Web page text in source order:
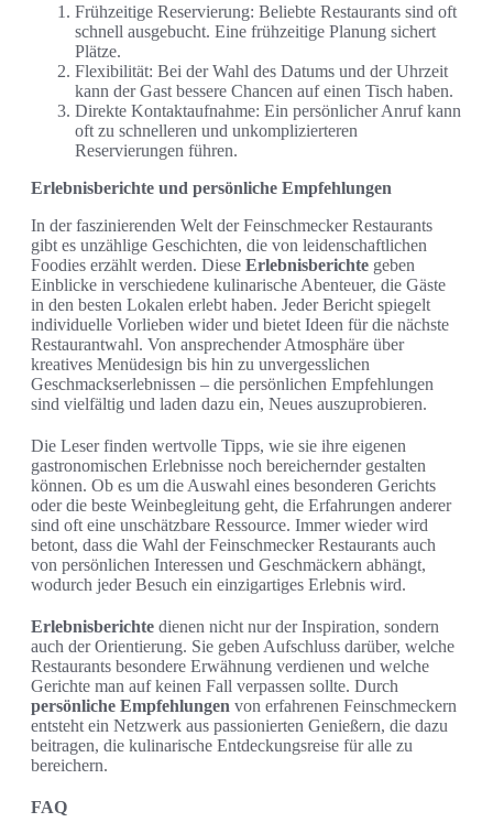
Frühzeitige Reservierung: Beliebte Restaurants sind oft
schnell ausgebucht. Eine frühzeitige Planung sichert
Plätze.
Flexibilität: Bei der Wahl des Datums und der Uhrzeit
kann der Gast bessere Chancen auf einen Tisch haben.
Direkte Kontaktaufnahme: Ein persönlicher Anruf kann
oft zu schnelleren und unkomplizierteren
Reservierungen führen.
Erlebnisberichte und persönliche Empfehlungen
In der faszinierenden Welt der Feinschmecker Restaurants
gibt es unzählige Geschichten, die von leidenschaftlichen
Foodies erzählt werden. Diese Erlebnisberichte geben
Einblicke in verschiedene kulinarische Abenteuer, die Gäste
in den besten Lokalen erlebt haben. Jeder Bericht spiegelt
individuelle Vorlieben wider und bietet Ideen für die nächste
Restaurantwahl. Von ansprechender Atmosphäre über
kreatives Menüdesign bis hin zu unvergesslichen
Geschmackserlebnissen – die persönlichen Empfehlungen
sind vielfältig und laden dazu ein, Neues auszuprobieren.
Die Leser finden wertvolle Tipps, wie sie ihre eigenen
gastronomischen Erlebnisse noch bereichernder gestalten
können. Ob es um die Auswahl eines besonderen Gerichts
oder die beste Weinbegleitung geht, die Erfahrungen anderer
sind oft eine unschätzbare Ressource. Immer wieder wird
betont, dass die Wahl der Feinschmecker Restaurants auch
von persönlichen Interessen und Geschmäckern abhängt,
wodurch jeder Besuch ein einzigartiges Erlebnis wird.
Erlebnisberichte dienen nicht nur der Inspiration, sondern
auch der Orientierung. Sie geben Aufschluss darüber, welche
Restaurants besondere Erwähnung verdienen und welche
Gerichte man auf keinen Fall verpassen sollte. Durch
persönliche Empfehlungen von erfahrenen Feinschmeckern
entsteht ein Netzwerk aus passionierten Genießern, die dazu
beitragen, die kulinarische Entdeckungsreise für alle zu
bereichern.
FAQ